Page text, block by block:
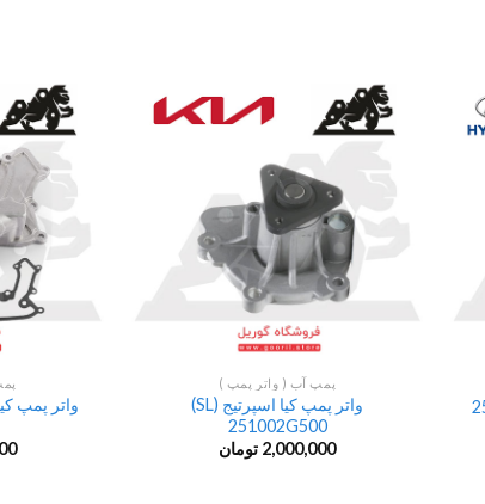
پمپ آب ( واتر پمپ )
واتر پمپ کیا اسپرتیج (SL)
251002G500
2,000,000 تومان